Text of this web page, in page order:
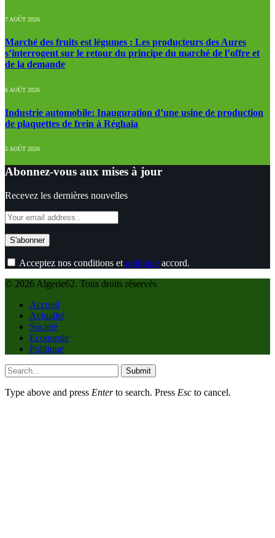
7 AOÛT 2026
Marché des fruits est légumes : Les producteurs des Aures
s’interrogent sur le retour du principe du marché de l’offre et
de la demande
6 AOÛT 2026
Industrie automobile: Inauguration d’une usine de production
de plaquettes de frein à Réghaïa
5 AOÛT 2026
Abonnez-vous aux mises à jour
Recevez les dernières nouvelles
Acceptez nos conditions et politique accord.
© 2026 Algerie62. Tous droits réservés
Accueil
Actualité
Société
Economie
Politique
Submit
Type above and press Enterto search. Press Esc to cancel.